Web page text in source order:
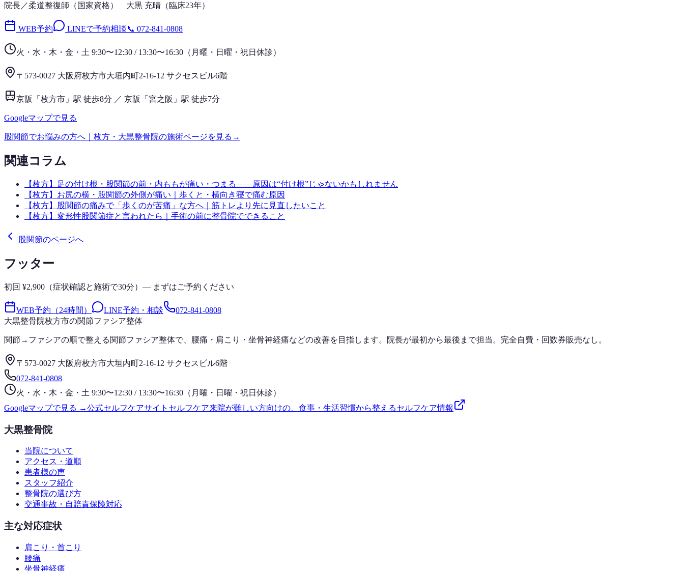
院長／柔道整復師（国家資格）
大黒 充晴 （臨床23年）
WEB予約 LINEで予約相談📞 072-841-0808
火・水・木・金・土 9:30〜12:30 / 13:30〜16:30 （ 月曜・日曜・祝日 休診）
〒573-0027 大阪府枚方市大垣内町2-16-12 サクセスビル6階
京阪「枚方市」駅 徒歩8分 ／ 京阪「宮之阪」駅 徒歩7分
Googleマップで見る
股関節でお悩みの方へ｜枚方・大黒整骨院の施術ページを見る →
関連コラム
【枚方】足の付け根・股関節の前・内ももが痛い・つまる——原因は“付け根”じゃないかもしれません
【枚方】お尻の横・股関節の外側が痛い｜歩くと・横向き寝で痛む原因
【枚方】股関節の痛みで「歩くのが苦痛」な方へ｜筋トレより先に見直したいこと
【枚方】変形性股関節症と言われたら｜手術の前に整骨院でできること
股関節のページへ
フッター
初回 ¥2,900（症状確認と施術で30分）— まずはご予約ください
WEB予約（24時間） LINE予約・相談
072-841-0808
大黒整骨院枚方市の関節ファシア整体
関節→ファシアの順で整える関節ファシア整体で、腰痛・肩こり・坐骨神経痛などの改善を目指します。院長が最初から最後まで担当。完全自費・回数券販売なし。
〒573-0027 大阪府枚方市大垣内町2-16-12 サクセスビル6階
072-841-0808
火・水・木・金・土 9:30〜12:30 / 13:30〜16:30（月曜・日曜・祝日休診）
Googleマップで見る →公式セルフケアサイト セルフケア来院が難しい方向けの、食事・生活習慣から整えるセルフケア情報
大黒整骨院
当院について
アクセス・道順
患者様の声
スタッフ紹介
整骨院の選び方
交通事故・自賠責保険対応
主な対応症状
肩こり・首こり
腰痛
坐骨神経痛